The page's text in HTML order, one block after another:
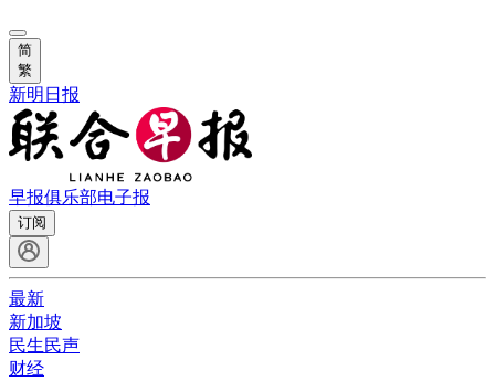
简
繁
新明日报
早报俱乐部电子报
订阅
最新
新加坡
民生民声
财经